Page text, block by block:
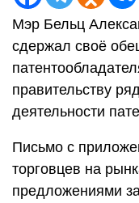
Мэр Бельц
сдержал своё
правительству
деятельности
Письмо с
торговцев на
предложениями